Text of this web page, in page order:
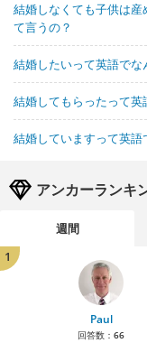
結婚しなくても子供は
て言うの？
結婚したいって英語でな
結婚してもらったって英
結婚していますって英語
アンカーランキ
週間
1
Paul
回答数： 66